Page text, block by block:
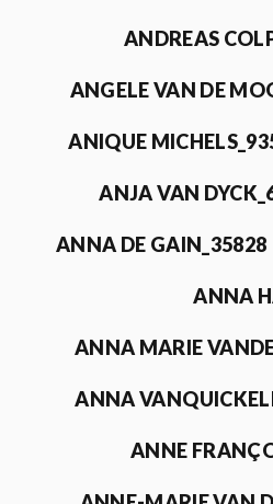
ANDREAS
ANGELE VAN DE
ANIQUE
ANJA VAN
ANNA DE GAIN_35828
ANNA
ANNA MARIE
ANNA
ANNE